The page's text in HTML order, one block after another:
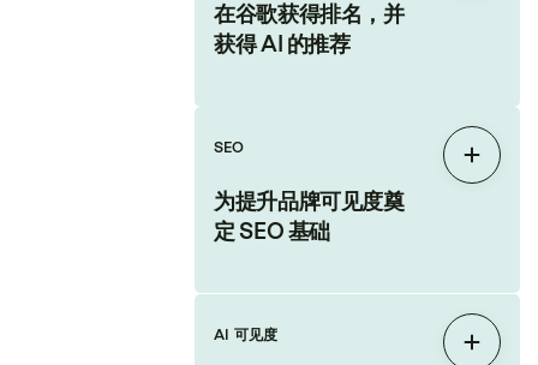
在谷歌获得排名，并
获得 AI 的推荐
SEO
为提升品牌可见度奠
定 SEO 基础
展开
AI 可见度
展开